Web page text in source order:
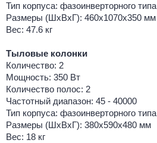
Тип корпуса: фазоинверторного типа
Размеры (ШхВхГ): 460х1070х350 мм
Вес: 47.6 кг
Тыловые колонки
Количество: 2
Мощность: 350 Вт
Количество полос: 2
Частотный диапазон: 45 - 40000
Тип корпуса: фазоинверторного типа
Размеры (ШхВхГ): 380х590х480 мм
Вес: 18 кг